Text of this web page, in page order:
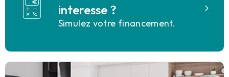
interesse ?
Simulez votre financement.